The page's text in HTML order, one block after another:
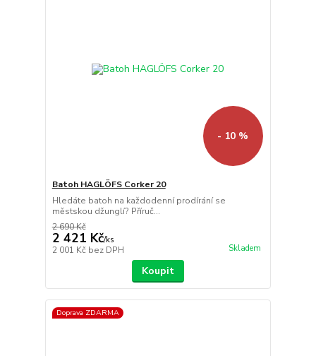
- 10 %
Batoh HAGLÖFS Corker 20
Hledáte batoh na každodenní prodírání se
městskou džunglí? Příruč...
2 690 Kč
2 421 Kč/ks
2 001 Kč bez DPH Skladem
Koupit
Doprava ZDARMA